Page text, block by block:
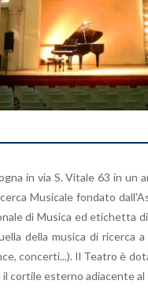
in via S. Vitale 63 in un
Musicale fondato
di Musica ed etichetta
della musica di ricerca
concerti...). Il Teatro è
cortile esterno adiacente al